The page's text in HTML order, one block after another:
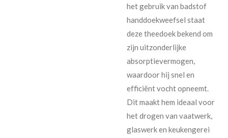
het gebruik van badstof
handdoekweefsel staat
deze theedoek bekend om
zijn uitzonderlijke
absorptievermogen,
waardoor hij snel en
efficiënt vocht opneemt.
Dit maakt hem ideaal voor
het drogen van vaatwerk,
glaswerk en keukengerei